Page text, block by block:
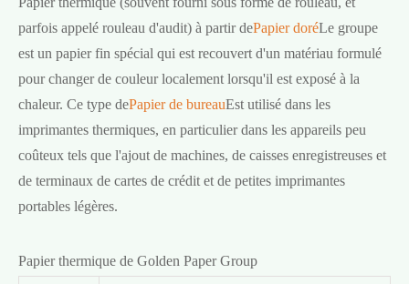
parfois appelé rouleau d'audit) à partir dePapier doréLe groupe
est un papier fin spécial qui est recouvert d'un matériau formulé
pour changer de couleur localement lorsqu'il est exposé à la
chaleur. Ce type dePapier de bureauEst utilisé dans les
imprimantes thermiques, en particulier dans les appareils peu
coûteux tels que l'ajout de machines, de caisses enregistreuses et
de terminaux de cartes de crédit et de petites imprimantes
portables légères.
Papier thermique de Golden Paper Group